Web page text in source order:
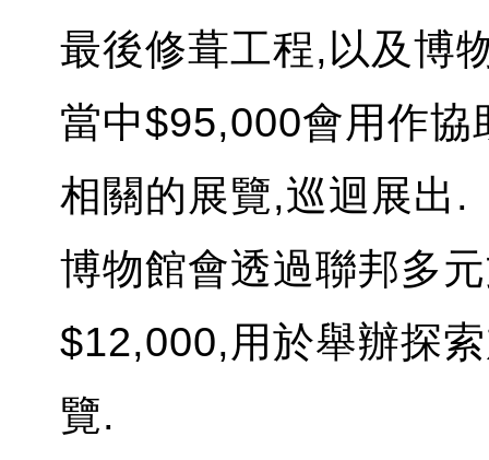
最後修葺工程,以及博
當中$95,000會用作
相關的展覽,巡迴展出.
博物館會透過聯邦多
$12,000,用於舉辦探
覽.